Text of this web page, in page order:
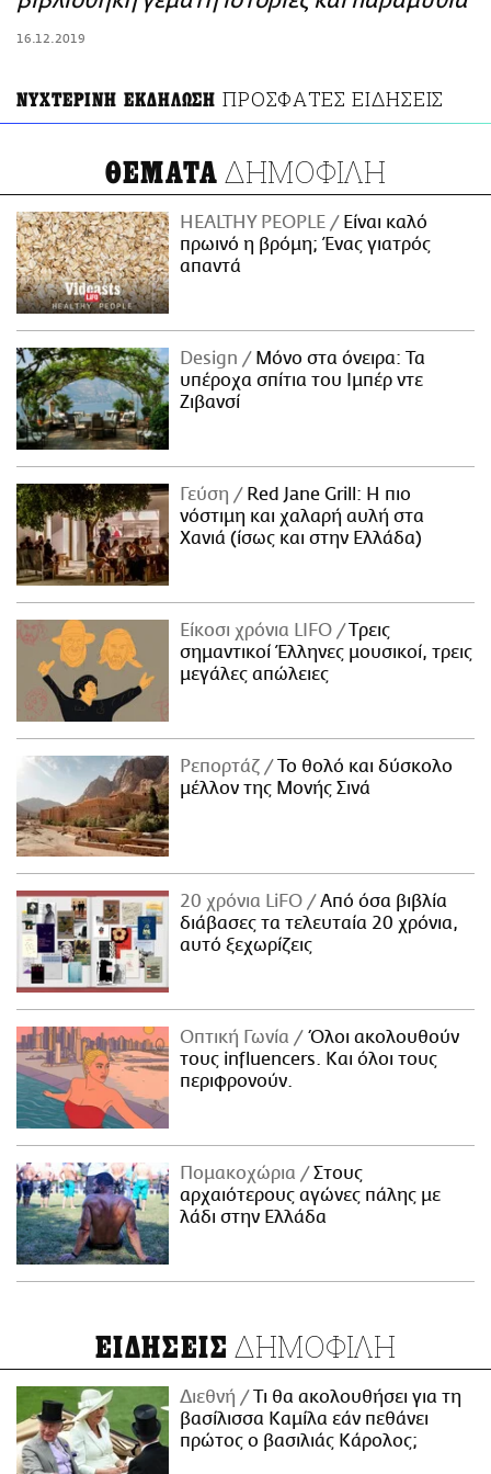
16.12.2019
ΝΥΧΤΕΡΙΝΗ ΕΚΔΗΛΩΣΗ ΠΡΟΣΦΑΤΕΣ ΕΙΔΗΣΕΙΣ
ΘΕΜΑΤΑ ΔΗΜΟΦΙΛΗ
HEALTHY PEOPLE
Είναι καλό
πρωινό η βρόμη; Ένας γιατρός
απαντά
Design
Μόνο στα όνειρα: Τα
υπέροχα σπίτια του Ιμπέρ ντε
Ζιβανσί
Γεύση
Red Jane Grill: Η πιο
νόστιμη και χαλαρή αυλή στα
Χανιά (ίσως και στην Ελλάδα)
Είκοσι χρόνια LIFO
Tρεις
σημαντικοί Έλληνες μουσικοί, τρεις
μεγάλες απώλειες
Ρεπορτάζ
Το θολό και δύσκολο
μέλλον της Μονής Σινά
20 χρόνια LiFO
Από όσα βιβλία
διάβασες τα τελευταία 20 χρόνια,
αυτό ξεχωρίζεις
Οπτική Γωνία
Όλοι ακολουθούν
τους influencers. Και όλοι τους
περιφρονούν.
Πομακοχώρια
Στους
αρχαιότερους αγώνες πάλης με
λάδι στην Ελλάδα
ΕΙΔΗΣΕΙΣ ΔΗΜΟΦΙΛΗ
Διεθνή
Τι θα ακολουθήσει για τη
βασίλισσα Καμίλα εάν πεθάνει
πρώτος ο βασιλιάς Κάρολος;